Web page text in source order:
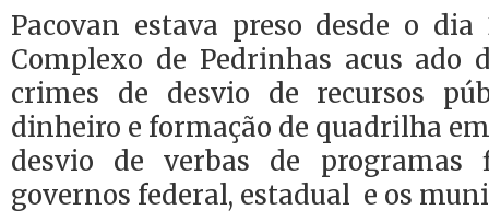
Pacovan estava preso desde o
Complexo de Pedrinhas acus ado
crimes de desvio de recursos
dinheiro e formação de quadrilha
desvio de verbas de programas
governos federal, estadual e os